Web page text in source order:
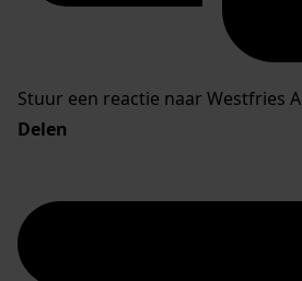
Stuur een reactie naar Westfries
Delen